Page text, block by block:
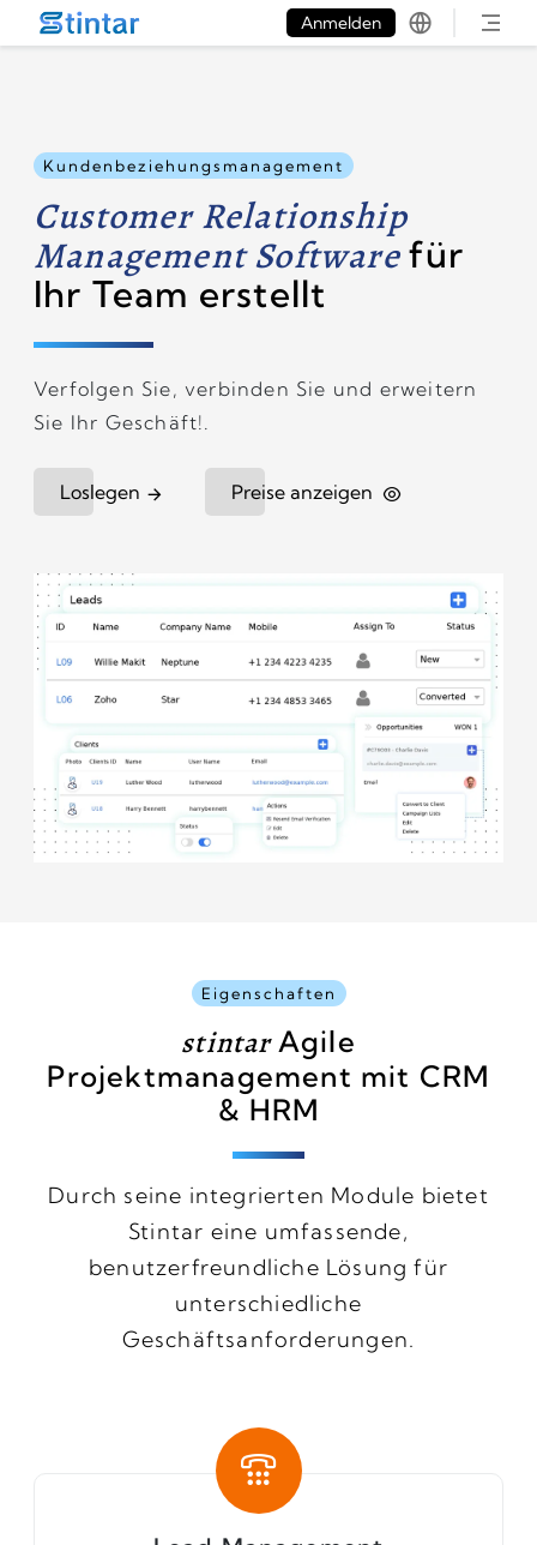
put google tag in file
Anmelden
Kundenbeziehungsmanagement
Customer Relationship
Management Softwarefür
Ihr Team erstellt
Verfolgen Sie, verbinden Sie und erweitern
Sie Ihr Geschäft!.
Loslegen Preise anzeigen
Eigenschaften
stintar Agile
Projektmanagement mit CRM
& HRM
Durch seine integrierten Module bietet
Stintar eine umfassende,
benutzerfreundliche Lösung für
unterschiedliche
Geschäftsanforderungen.